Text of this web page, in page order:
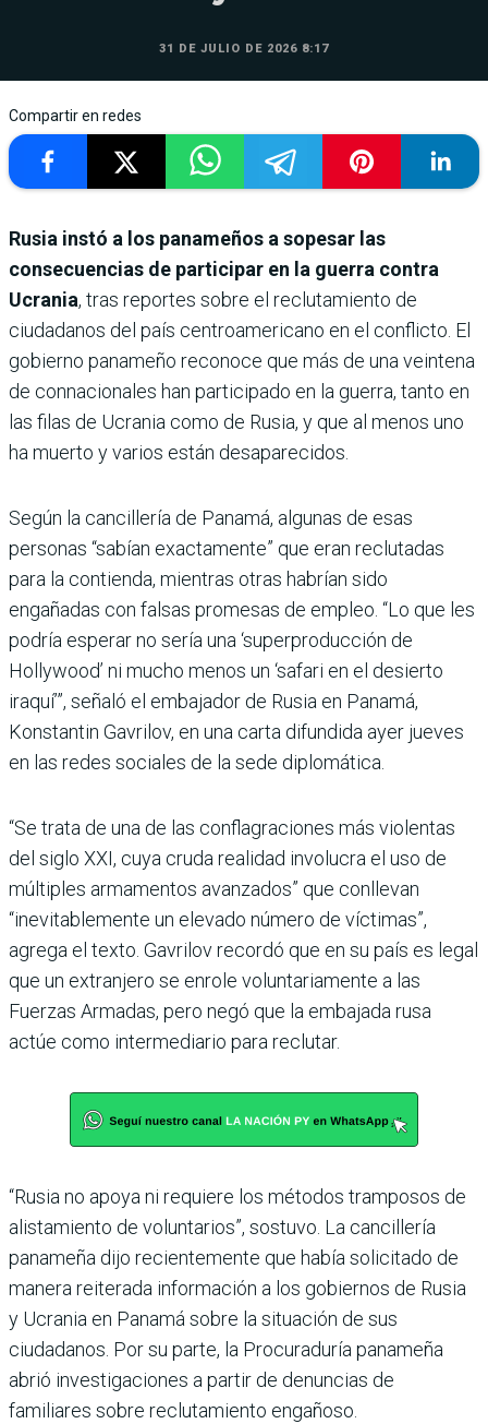
31 DE JULIO DE 2026 8:17
Compartir en redes
Rusia instó a los panameños a sopesar las
consecuencias de participar en la guerra contra
Ucrania, tras reportes sobre el reclutamiento de
ciudadanos del país centroamericano en el conflicto. El
gobierno panameño reconoce que más de una veintena
de connacionales han participado en la guerra, tanto en
las filas de Ucrania como de Rusia, y que al menos uno
ha muerto y varios están desaparecidos.
Según la cancillería de Panamá, algunas de esas
personas “sabían exactamente” que eran reclutadas
para la contienda, mientras otras habrían sido
engañadas con falsas promesas de empleo. “Lo que les
podría esperar no sería una ‘superproducción de
Hollywood’ ni mucho menos un ‘safari en el desierto
iraquí’”, señaló el embajador de Rusia en Panamá,
Konstantin Gavrilov, en una carta difundida ayer jueves
en las redes sociales de la sede diplomática.
“Se trata de una de las conflagraciones más violentas
del siglo XXI, cuya cruda realidad involucra el uso de
múltiples armamentos avanzados” que conllevan
“inevitablemente un elevado número de víctimas”,
agrega el texto. Gavrilov recordó que en su país es legal
que un extranjero se enrole voluntariamente a las
Fuerzas Armadas, pero negó que la embajada rusa
actúe como intermediario para reclutar.
“Rusia no apoya ni requiere los métodos tramposos de
alistamiento de voluntarios”, sostuvo. La cancillería
panameña dijo recientemente que había solicitado de
manera reiterada información a los gobiernos de Rusia
y Ucrania en Panamá sobre la situación de sus
ciudadanos. Por su parte, la Procuraduría panameña
abrió investigaciones a partir de denuncias de
familiares sobre reclutamiento engañoso.